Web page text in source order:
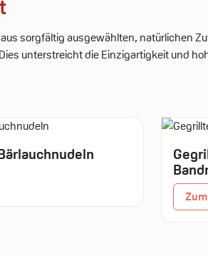
sorgfältig ausgewählten, natürlichen
unterstreicht die Einzigartigkeit und